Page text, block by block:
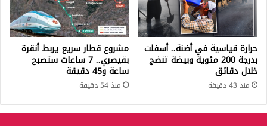
حرارة قياسية في أضنة.. أسفلت
بدرجة 200 مئوية وبيضة تنضج
خلال دقائق
منذ 43 دقيقة
مشروع قطار سريع يربط أنقرة
بقيصري.. 7 ساعات ستصبح
ساعة و45 دقيقة
منذ 54 دقيقة